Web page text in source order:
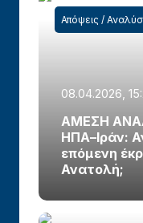
Απόψεις /
08.04.2026,
ΑΜΕΣΗ
ΗΠΑ–Ιράν:
επόμενη
Ανατολή;